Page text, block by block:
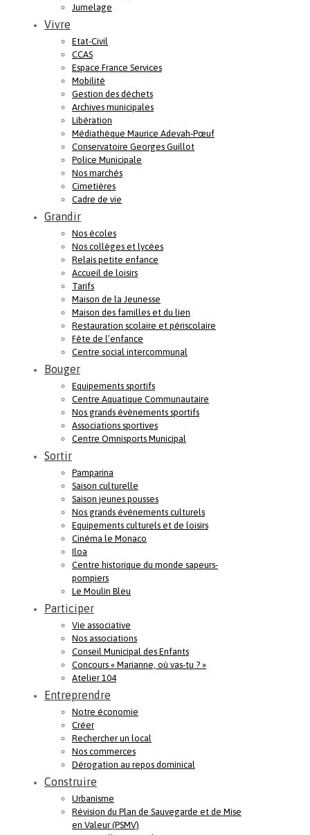
Jumelage
Vivre
Etat-Civil
CCAS
Espace France Services
Mobilité
Gestion des déchets
Archives municipales
Libération
Médiathèque Maurice Adevah-Pœuf
Conservatoire Georges Guillot
Police Municipale
Nos marchés
Cimetières
Cadre de vie
Grandir
Nos écoles
Nos collèges et lycées
Relais petite enfance
Accueil de loisirs
Tarifs
Maison de la Jeunesse
Maison des familles et du lien
Restauration scolaire et périscolaire
Fête de l’enfance
Centre social intercommunal
Bouger
Equipements sportifs
Centre Aquatique Communautaire
Nos grands évènements sportifs
Associations sportives
Centre Omnisports Municipal
Sortir
Pamparina
Saison culturelle
Saison jeunes pousses
Nos grands événements culturels
Equipements culturels et de loisirs
Cinéma le Monaco
Iloa
Centre historique du monde sapeurs-
pompiers
Le Moulin Bleu
Participer
Vie associative
Nos associations
Conseil Municipal des Enfants
Concours « Marianne, où vas-tu ? »
Atelier 104
Entreprendre
Notre économie
Créer
Rechercher un local
Nos commerces
Dérogation au repos dominical
Construire
Urbanisme
Révision du Plan de Sauvegarde et de Mise
en Valeur (PSMV)